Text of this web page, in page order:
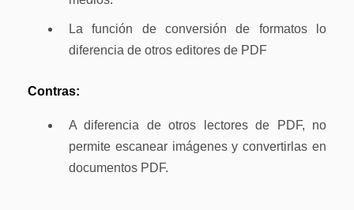
La función de conversión de formatos lo
diferencia de otros editores de PDF
Contras:
A diferencia de otros lectores de PDF, no
permite escanear imágenes y convertirlas en
documentos PDF.